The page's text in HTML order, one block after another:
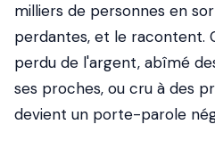
milliers de personnes en
perdantes, et le racontent.
perdu de l'argent, abîmé
ses proches, ou cru à des
devient un porte-parole